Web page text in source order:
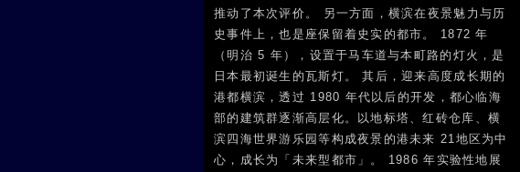
推动了本次评价。 另一方面，横滨在夜景魅力与历
史事件上，也是座保留着史实的都市。 1872 年
（明治 5 年），设置于马车道与本町路的灯火，是
日本最初诞生的瓦斯灯。 其后，迎来高度成长期的
港都横滨，透过 1980 年代以后的开发，都心临海
部的建筑群逐渐高层化。以地标塔、红砖仓库、横
滨四海世界游乐园等构成夜景的港未来 21地区为中
心，成长为「未来型都市」。 1986 年实验性地展